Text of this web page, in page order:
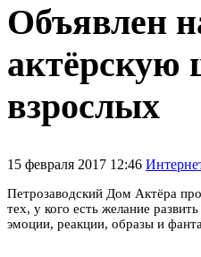
Объявлен
актёрскую
взрослых
15 февраля 2017 12:46
Петрозаводский Дом Актёра
тех, у кого есть желание
эмоции, реакции, образы и